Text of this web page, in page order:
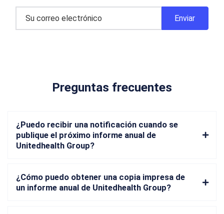
Preguntas frecuentes
¿Puedo recibir una notificación cuando se
publique el próximo informe anual de
Unitedhealth Group?
¿Cómo puedo obtener una copia impresa de
un informe anual de Unitedhealth Group?